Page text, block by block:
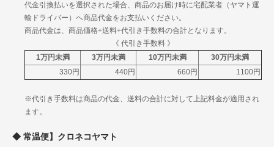
信
越
新潟
長野
1120円 1340円
陸
富山
石川
福井
1120円 1340円 1755円
部
岐阜
愛知
1120円 1340円 1755円
京都
代金引換払いを選択された場合、商品のお届け時に宅配業者（ヤマト運
輸ドライバー）へ商品代金をお支払いください。
商品代金は、商品価格+送料+代引き手数料の合計となります。
《 代引き手数料 》
1万円未満
3万円未満 10万円未満
30万円未満
330円
440円 660円 1100円
※代引き手数料は商品の代金、送料の合計に対して上記料金が適用され
ます。
常温便】クロネコヤマト